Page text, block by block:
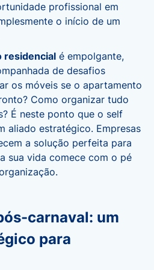
profissional em
o início de um
residencial é empolgante,
de desafios
os móveis se o apartamento
Como organizar tudo
É neste ponto que o self
aliado estratégico. Empresas
a solução perfeita para
sua vida comece com o pé
carnaval: um
para